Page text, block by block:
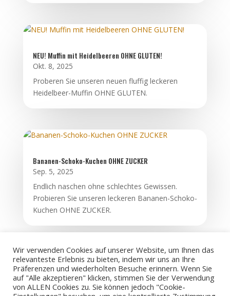
NEU! Muffin mit Heidelbeeren OHNE GLUTEN!
Okt. 8, 2025
Proberen Sie unseren neuen fluffig leckeren
Heidelbeer-Muffin OHNE GLUTEN.
Bananen-Schoko-Kuchen OHNE ZUCKER
Sep. 5, 2025
Endlich naschen ohne schlechtes Gewissen.
Probieren Sie unseren leckeren Bananen-Schoko-
Kuchen OHNE ZUCKER.
Wir verwenden Cookies auf unserer Website, um Ihnen das
relevanteste Erlebnis zu bieten, indem wir uns an Ihre
Präferenzen und wiederholten Besuche erinnern. Wenn Sie
auf "Alle akzeptieren" klicken, stimmen Sie der Verwendung
von ALLEN Cookies zu. Sie können jedoch "Cookie-